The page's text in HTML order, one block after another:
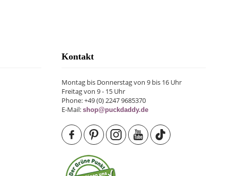
Kontakt
Montag bis Donnerstag von 9 bis 16 Uhr
Freitag von 9 - 15 Uhr
Phone: +49 (0) 2247 9685370
E-Mail: shop@puckdaddy.de